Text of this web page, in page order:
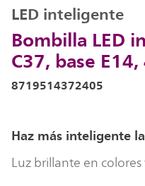
Bombilla LED
C37, base
LED inteligente
8719514372405
Haz más inteligente
Luz brillante en colores